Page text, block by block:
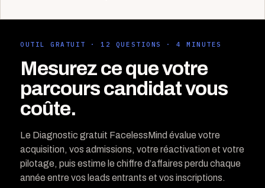
OUTIL GRATUIT · 12 QUESTIONS · 4 MINUTES
Mesurez ce que votre
parcours candidat vous
coûte.
Le Diagnostic gratuit FacelessMind évalue votre
acquisition, vos admissions, votre réactivation et votre
pilotage, puis estime le chiffre d’affaires perdu chaque
année entre vos leads entrants et vos inscriptions.